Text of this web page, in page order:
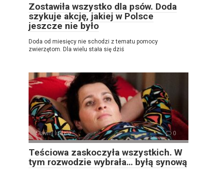
Zostawiła wszystko dla psów. Doda
szykuje akcję, jakiej w Polsce
jeszcze nie było
Doda od miesięcy nie schodzi z tematu pomocy
zwierzętom. Dla wielu stała się dziś
Sławni ludzie 0
Teściowa zaskoczyła wszystkich. W
tym rozwodzie wybrała… byłą synową